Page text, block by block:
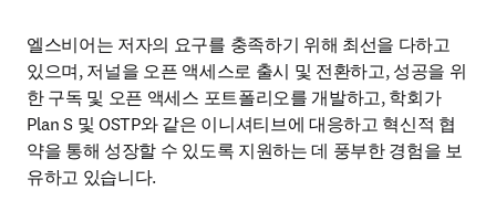
엘스비어는 저자의 요구를 충족하기 위해 최선을 다하고
있으며, 저널을 오픈 액세스로 출시 및 전환하고, 성공을 위
한 구독 및 오픈 액세스 포트폴리오를 개발하고, 학회가
Plan S 및 OSTP와 같은 이니셔티브에 대응하고 혁신적 협
약을 통해 성장할 수 있도록 지원하는 데 풍부한 경험을 보
유하고 있습니다.